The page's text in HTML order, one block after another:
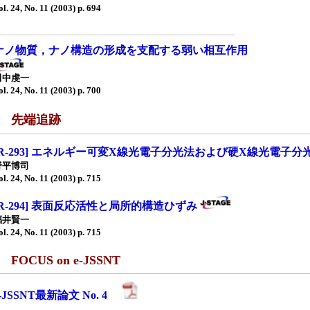
24, No. 11 (2003) p. 694
ノ物質，ナノ構造の形成を支配する弱い相互作用
中虔一
24, No. 11 (2003) p. 700
先端追跡
293] エネルギー可変X線光電子分光法および硬X線光電子分
博司
24, No. 11 (2003) p. 715
294] 表面反応活性と局所的構造ひずみ
井賢一
24, No. 11 (2003) p. 715
FOCUS on e-JSSNT
JSSNT最新論文 No. 4